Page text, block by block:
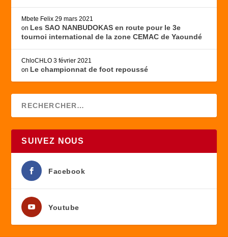
Mbete Felix 29 mars 2021
on Les SAO NANBUDOKAS en route pour le 3e
tournoi international de la zone CEMAC de Yaoundé
ChloCHLO 3 février 2021
on Le championnat de foot repoussé
SUIVEZ NOUS
Facebook
Youtube